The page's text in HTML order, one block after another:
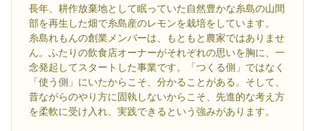
長年、耕作放棄地として眠っていた自然豊かな糸島の山間
部を再生した畑で糸島産のレモンを栽培をしています。
糸島れもんの創業メンバーは、もともと農家ではありませ
ん。ふたりの飲食店オーナーがそれぞれの思いを胸に、一
念発起してスタートした事業です。「つくる側」ではなく
「使う側」にいたからこそ、分かることがある。そして、
昔ながらのやり方に固執しないからこそ、先進的な考え方
を柔軟に受け入れ、実践できるという強みがあります。